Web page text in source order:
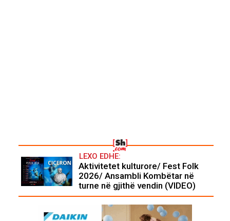
LEXO EDHE:
Aktivitetet kulturore/ Fest Folk
2026/ Ansambli Kombëtar në
turne në gjithë vendin (VIDEO)